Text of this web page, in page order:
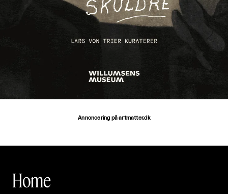
Annoncering på artmatter.dk
Home